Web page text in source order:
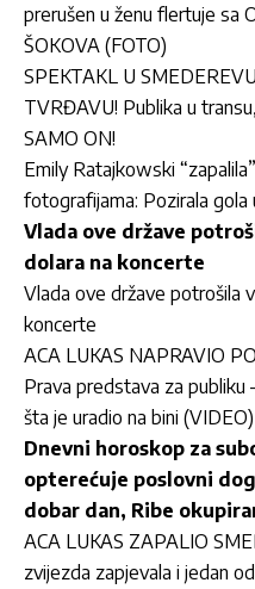
prerušen u ženu flertuje sa
ŠOKOVA (FOTO)
SPEKTAKL U
TVRĐAVU! Publika u
SAMO ON!
Emily Ratajkowski
fotografijama: Pozirala gola
Vlada ove države
dolara na koncerte
Vlada ove države potrošila
koncerte
ACA LUKAS NAPRAVIO
Prava predstava za publiku
šta je uradio na bini (VIDEO)
Dnevni horoskop za
opterećuje poslovni
dobar dan, Ribe
ACA LUKAS ZAPALIO
zvijezda zapjevala i jedan